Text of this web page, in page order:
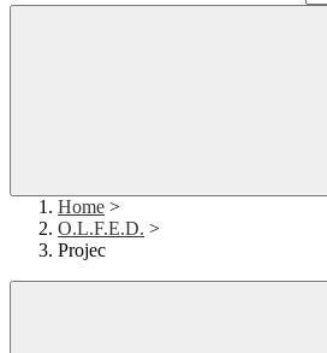
Home >
O.L.F.E.D. >
Projec